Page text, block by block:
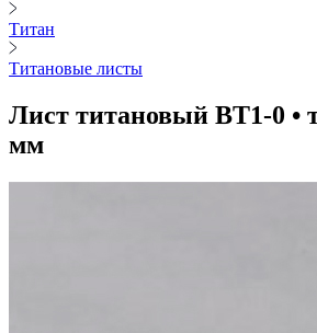
Титан
Титановые листы
Лист титановый ВТ1-0 •
мм